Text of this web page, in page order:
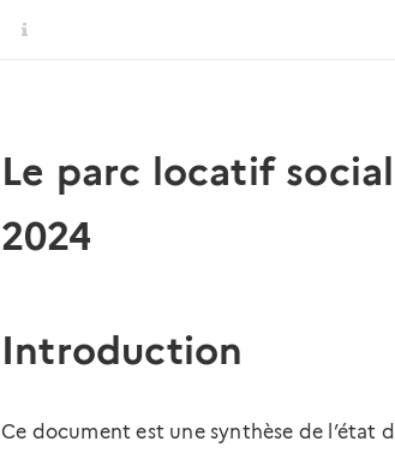
Le parc locatif
2024
Introduction
Ce document est une synthèse de l’état